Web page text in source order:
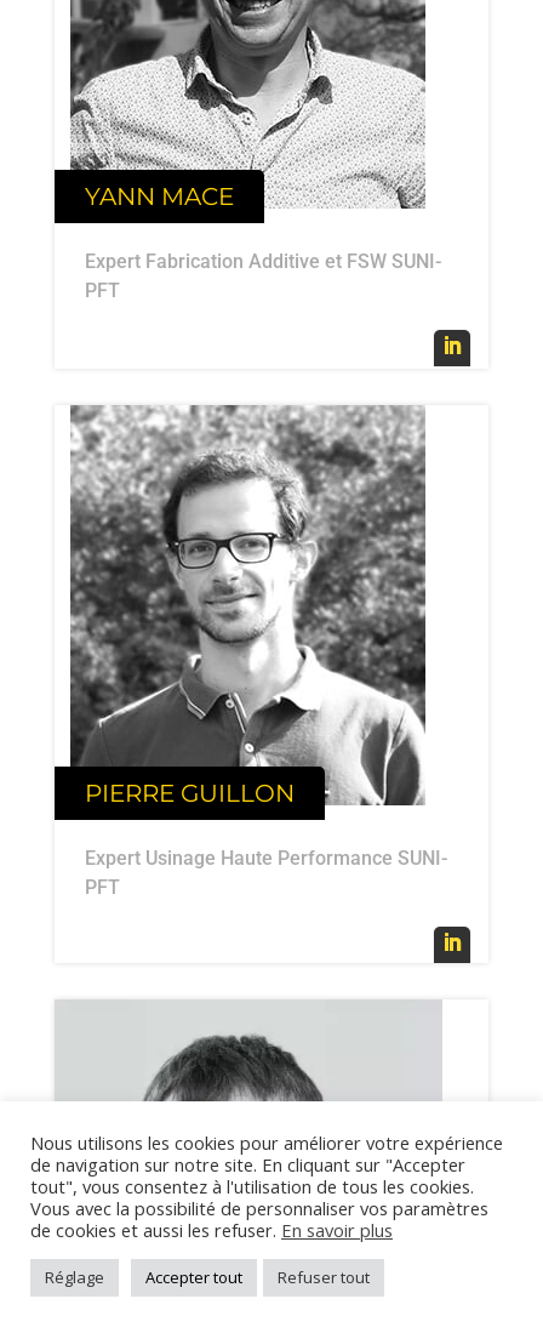
YANN MACE
Expert Fabrication Additive et FSW SUNI-
PFT
PIERRE GUILLON
Expert Usinage Haute Performance SUNI-
PFT
Nous utilisons les cookies pour améliorer votre expérience
de navigation sur notre site. En cliquant sur "Accepter
tout", vous consentez à l'utilisation de tous les cookies.
Vous avec la possibilité de personnaliser vos paramètres
de cookies et aussi les refuser. En savoir plus
Réglage Accepter tout Refuser tout